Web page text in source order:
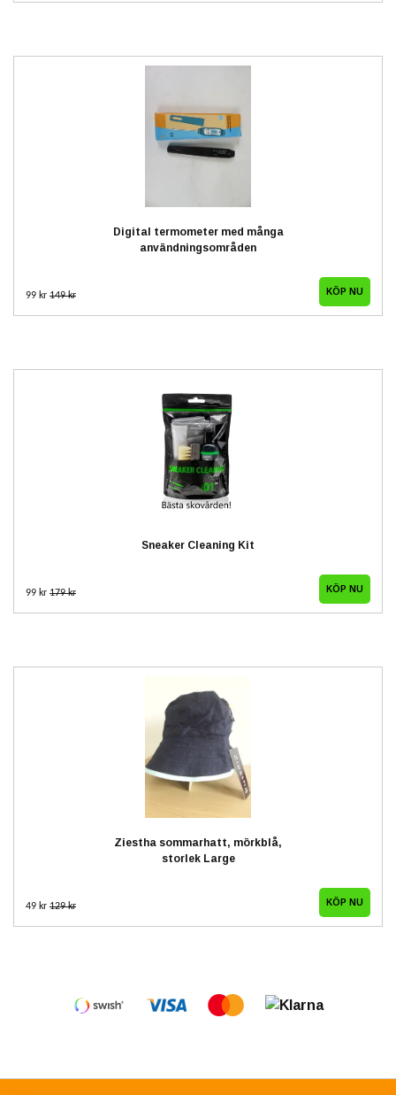
Digital termometer med många
användningsområden
99 kr 149 kr
Sneaker Cleaning Kit
99 kr 179 kr
Ziestha sommarhatt, mörkblå,
storlek Large
49 kr 129 kr